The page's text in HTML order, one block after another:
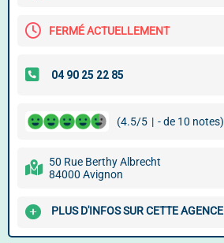
FERMÉ ACTUELLEMENT
(4.5/5 | - de 10 notes)
50 Rue Berthy Albrecht
84000 Avignon
PLUS D'INFOS SUR CETTE AGENCE